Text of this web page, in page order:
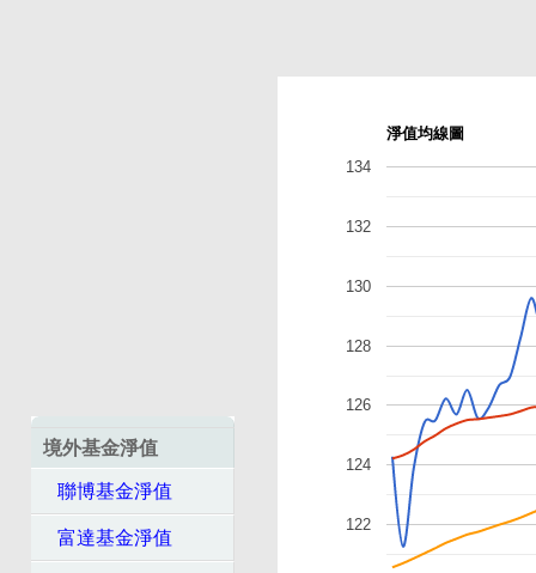
境外基金淨值
聯博基金淨值
富達基金淨值
淨值均線圖
122
124
126
128
130
132
134